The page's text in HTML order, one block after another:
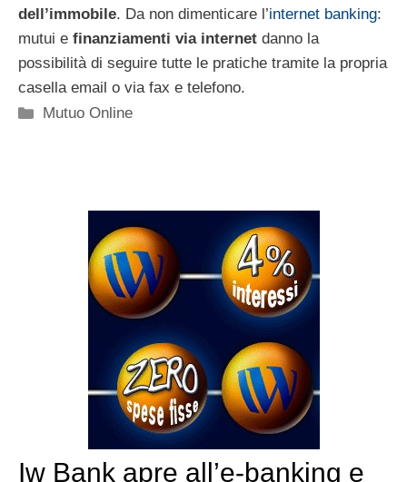
dell’immobile. Da non dimenticare l’internet banking:
mutui e finanziamenti via internet danno la
possibilità di seguire tutte le pratiche tramite la propria
casella email o via fax e telefono.
Categorie
Mutuo Online
Iw Bank apre all’e-banking e